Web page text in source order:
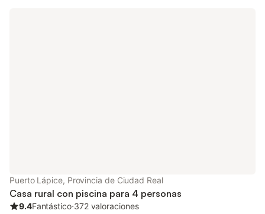
Puerto Lápice, Provincia de Ciudad Real
Casa rural con piscina para 4 personas
9.4Fantástico⋅372 valoraciones